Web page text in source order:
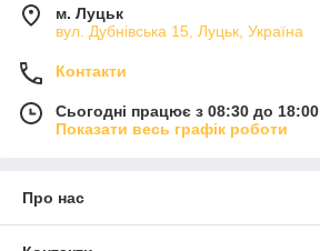
м. Луцьк
вул. Дубнівська 15, Луцьк, Україна
Контакти
Сьогодні працює з 08:30 до 18:00
Показати весь графік роботи
Про нас